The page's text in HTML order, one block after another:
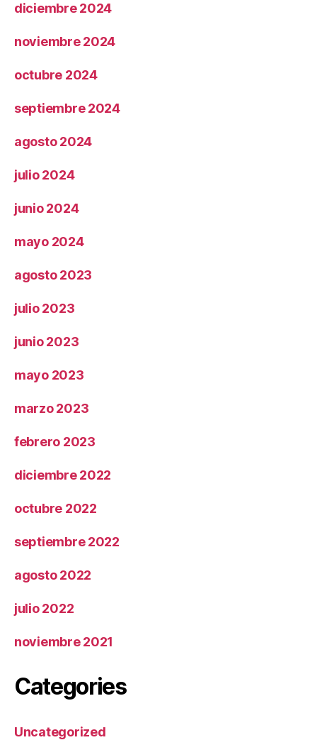
diciembre 2024
noviembre 2024
octubre 2024
septiembre 2024
agosto 2024
julio 2024
junio 2024
mayo 2024
agosto 2023
julio 2023
junio 2023
mayo 2023
marzo 2023
febrero 2023
diciembre 2022
octubre 2022
septiembre 2022
agosto 2022
julio 2022
noviembre 2021
Categories
Uncategorized